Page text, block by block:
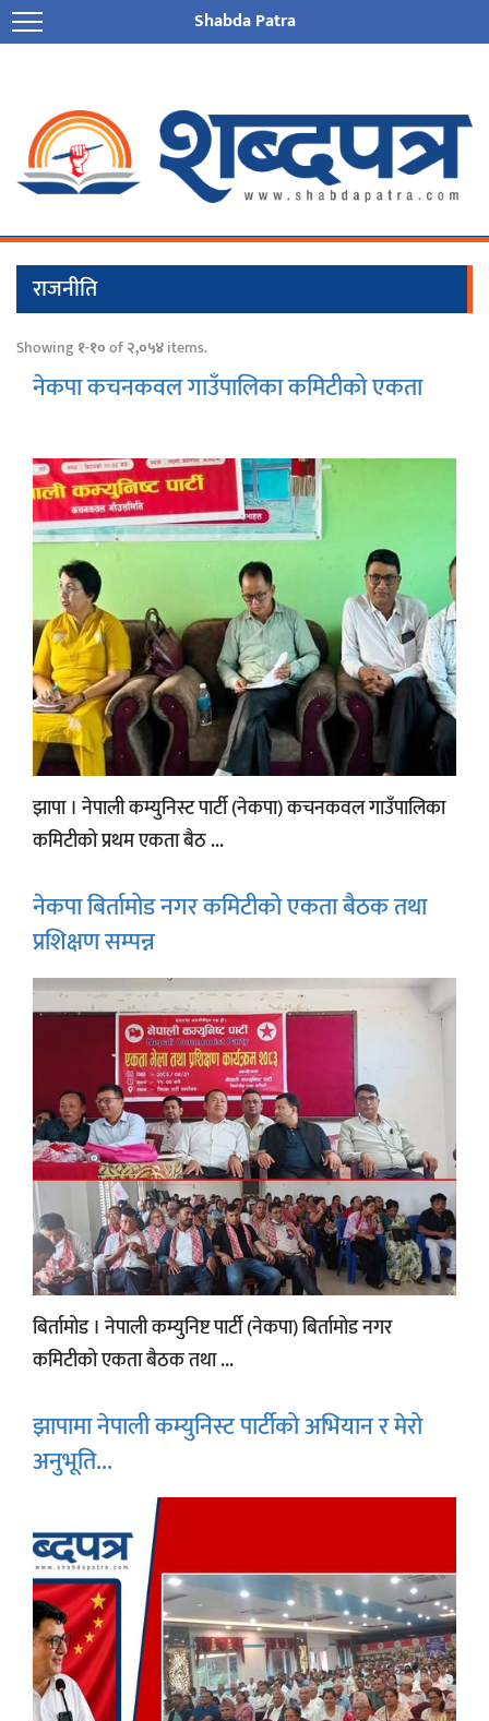
Shabda Patra
राजनीति
Showing१-१०of२,०५४items.
नेकपा कचनकवल गाउँपालिका कमिटीको एकता
झापा । नेपाली कम्युनिस्ट पार्टी (नेकपा) कचनकवल गाउँपालिका
कमिटीको प्रथम एकता बैठ ...
नेकपा बिर्तामोड नगर कमिटीको एकता बैठक तथा
प्रशिक्षण सम्पन्न
बिर्तामोड । नेपाली कम्युनिष्ट पार्टी (नेकपा) बिर्तामोड नगर
कमिटीको एकता बैठक तथा ...
झापामा नेपाली कम्युनिस्ट पार्टीको अभियान र मेरो
अनुभूति...